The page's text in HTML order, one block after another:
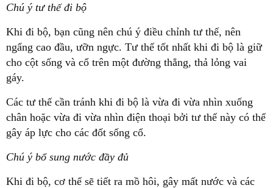
Chú ý tư thế đi bộ
Khi đi bộ, bạn cũng nên chú ý điều chỉnh tư thế, nên
ngẩng cao đầu, ưỡn ngực. Tư thế tốt nhất khi đi bộ là giữ
cho cột sống và cổ trên một đường thẳng, thả lỏng vai
gáy.
Các tư thế cần tránh khi đi bộ là vừa đi vừa nhìn xuống
chân hoặc vừa đi vừa nhìn điện thoại bởi tư thế này có thể
gây áp lực cho các đốt sống cổ.
Chú ý bổ sung nước đầy đủ
Khi đi bộ, cơ thể sẽ tiết ra mồ hôi, gây mất nước và các